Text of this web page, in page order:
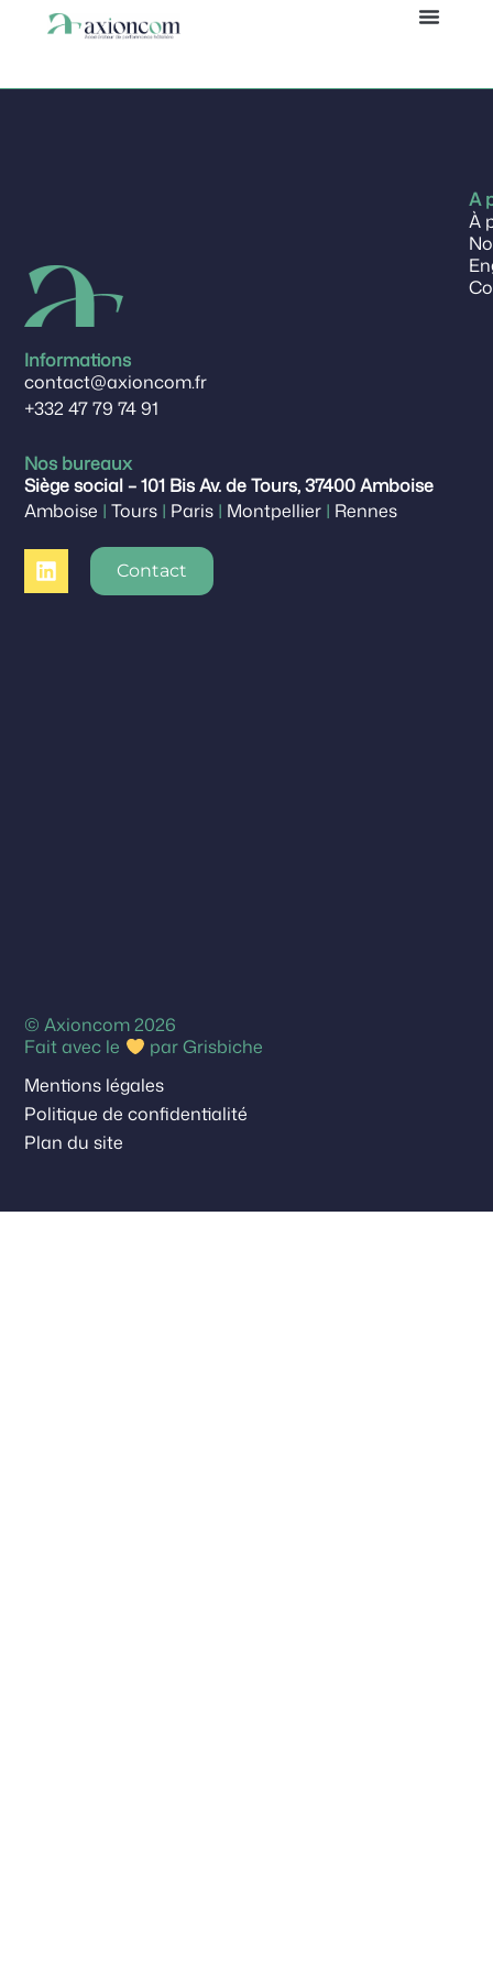
Panneau de gestion des cookies
Delphine
Informations
contact@axioncom.fr
+332 47 79 74 91
Nos bureaux
Siège social – 101 Bis Av. de Tours, 37400 Amboise
Amboise | Tours | Paris | Montpellier | Rennes
Contact
A
À
© Axioncom 2026
Fait avec le
parGrisbiche
Mentions légales
Politique de confidentialité
Plan du site